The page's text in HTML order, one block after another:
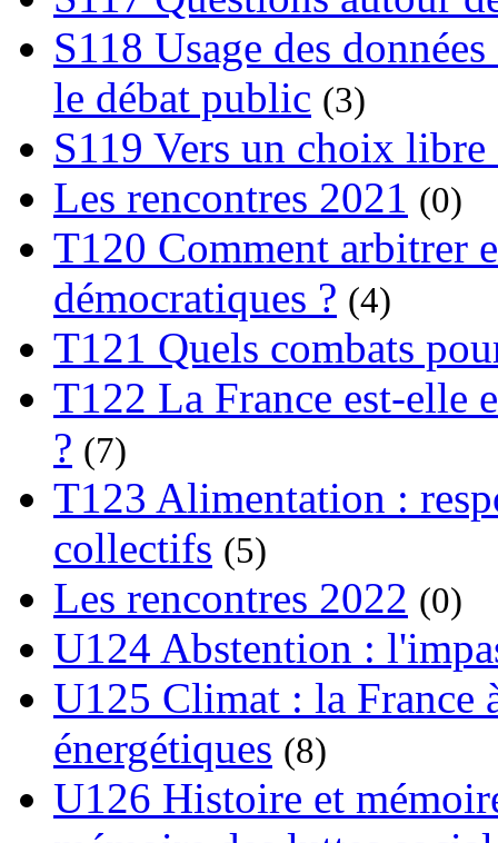
S118 Usage des
le débat public (3)
S119 Vers un choix
Les rencontres 2021 (0)
T120 Comment arbitrer
démocratiques ? (4)
T121 Quels combats
T122 La France est-elle
? (7)
T123 Alimentation :
collectifs (5)
Les rencontres 2022 (0)
U124 Abstention :
U125 Climat : la France
énergétiques (8)
U126 Histoire et